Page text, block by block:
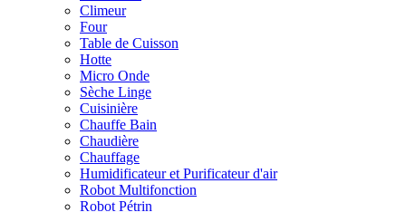
Climeur
Four
Table de Cuisson
Hotte
Micro Onde
Sèche Linge
Cuisinière
Chauffe Bain
Chaudière
Chauffage
Humidificateur et Purificateur d'air
Robot Multifonction
Robot Pétrin